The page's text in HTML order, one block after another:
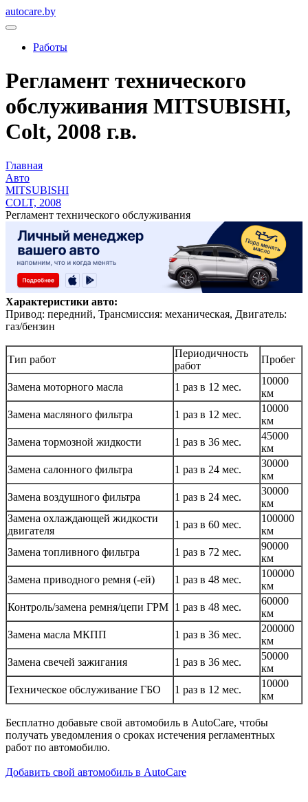
autocare.by
Работы
Регламент технического
обслуживания MITSUBISHI,
Colt, 2008 г.в.
Главная
Авто
MITSUBISHI
COLT, 2008
Регламент технического обслуживания
Характеристики авто:
Привод: передний, Трансмиссия: механическая, Двигатель:
газ/бензин
Тип работ
Периодичность
работ
Пробег
Замена моторного масла 1 раз в 12 мес.
10000
км
Замена масляного фильтра
1 раз в 12 мес.
10000
км
Замена тормозной жидкости
1 раз в 36 мес.
45000
км
Замена салонного фильтра
1 раз в 24 мес.
30000
км
Замена воздушного фильтра
1 раз в 24 мес.
30000
км
Замена охлаждающей жидкости
двигателя
1 раз в 60 мес.
100000
км
Замена топливного фильтра
1 раз в 72 мес.
90000
км
Замена приводного ремня (-ей)
1 раз в 48 мес.
100000
км
Контроль/замена ремня/цепи ГРМ 1 раз в 48 мес.
60000
км
Замена масла МКПП
1 раз в 36 мес.
200000
км
Замена свечей зажигания
1 раз в 36 мес.
50000
км
Техническое обслуживание ГБО
1 раз в 12 мес.
10000
км
Бесплатно добавьте свой автомобиль в AutoCare, чтобы
получать уведомления о сроках истечения регламентных
работ по автомобилю.
Добавить свой автомобиль в AutoCare